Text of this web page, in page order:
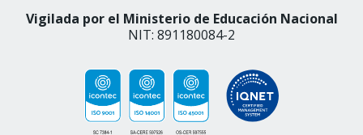
Vigilada por el Ministerio de Educación Nacional
NIT: 891180084-2